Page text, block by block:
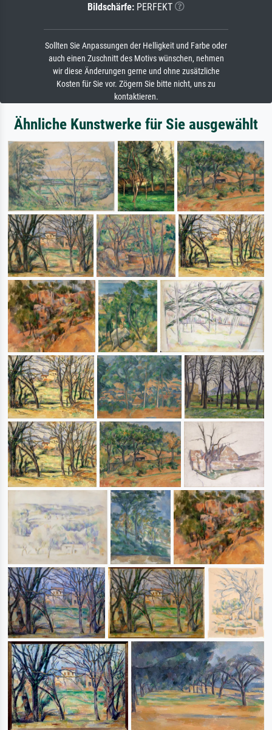
Bildschärfe: PERFEKT
Sollten Sie Anpassungen der Helligkeit und Farbe oder
auch einen Zuschnitt des Motivs wünschen, nehmen
wir diese Änderungen gerne und ohne zusätzliche
Kosten für Sie vor. Zögern Sie bitte nicht, uns zu
kontaktieren.
Ähnliche Kunstwerke für Sie ausgewählt